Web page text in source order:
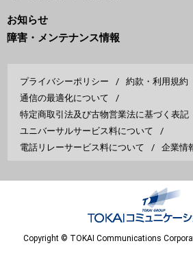
お知らせ
障害・メンテナンス情報
プライバシーポリシー
約款・利用規約
通信の最適化について
特定商取引法及び古物営業法に基づく表記
ユニバーサルサービス料について
電話リレーサービス料について
企業情
Copyright © TOKAI Communications